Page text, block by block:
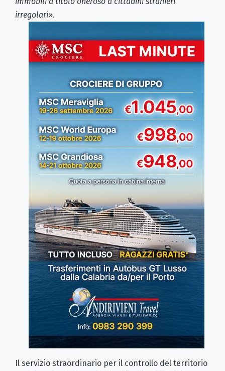
irregolari».
Il servizio straordinario per il controllo del territorio